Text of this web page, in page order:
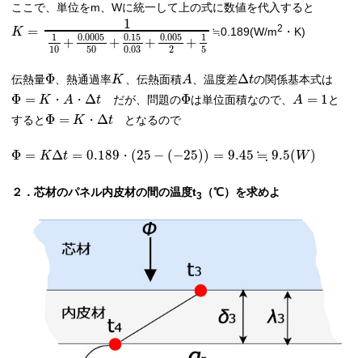
ここで、単位をm、Wに統一して上の式に数値を代入すると
K = 1
1
10 + 0.0005
50
+ 0.15
0.03 + 0.005
2
+ 1
5
≒0.189(W/m2 ・K)
伝熱量Φ 、熱通過率K 、伝熱面積A 、温度差Δtの関係基本式は
Φ = K ・ A ・ Δt だが、問題のΦは単位面積なので、 A = 1と
すると Φ = K ・ Δt となるので
Φ = KΔt = 0.189 ・ (25 − (−25)) = 9.45 ≒ 9.5( W)
２．芯材のパネル内皮材の間の温度t3 （℃）を求めよ